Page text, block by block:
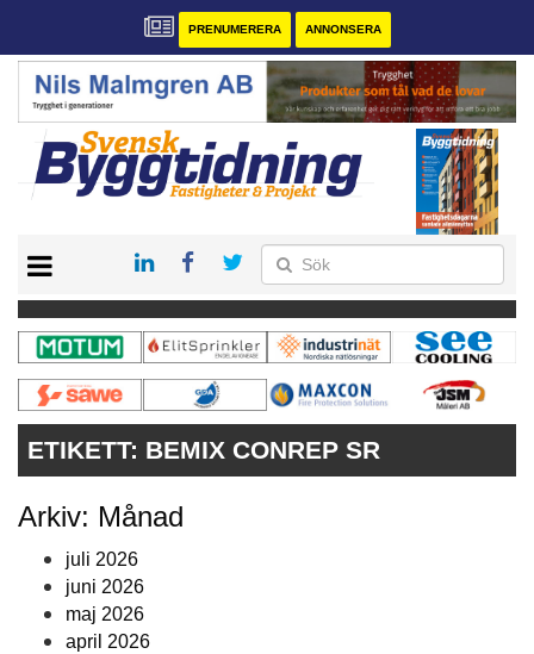
PRENUMERERA ANNONSERA
PRENUMERERA
VÅRA ANDRA MAGASIN
ANNONSERA
KONTAKT
ETIKETT: BEMIX CONREP SR
Arkiv: Månad
juli 2026
juni 2026
maj 2026
april 2026